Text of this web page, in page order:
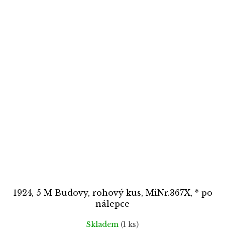
1924, 5 M Budovy, rohový kus, MiNr.367X, * po
nálepce
Skladem (1 ks)